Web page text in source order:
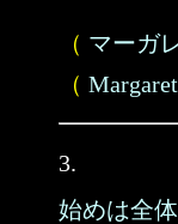
（ マーガ
（
3.
始めは全